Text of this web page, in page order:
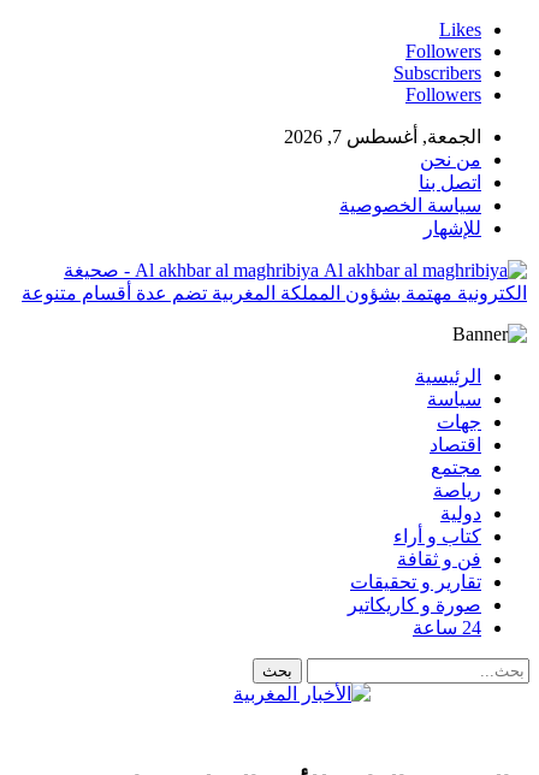
Likes
Followers
Subscribers
Followers
الجمعة, أغسطس 7, 2026
من نحن
اتصل بنا
سياسة الخصوصية
للإشهار
Al akhbar al maghribiya - صحيغة
الكترونية مهتمة بشؤون المملكة المغربية تضم عدة أقسام متنوعة
الرئيسية
سياسة
جهات
اقتصاد
مجتمع
رياصة
دولية
كتاب و أراء
فن و ثقافة
تقارير و تحقيقات
صورة و كاريكاتير
24 ساعة